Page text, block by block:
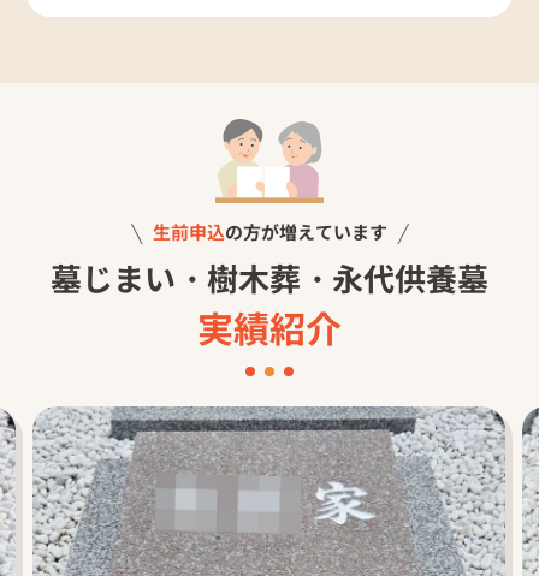
生前申込の方が増えています
墓じまい・樹木葬・永代供養墓
実績紹介